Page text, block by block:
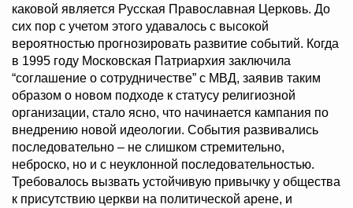
каковой является Русская Православная Церковь. До
сих пор с учетом этого удавалось с высокой
вероятностью прогнозировать развитие событий. Когда
в 1995 году Московская Патриархия заключила
“соглашение о сотрудничестве” с МВД, заявив таким
образом о новом подходе к статусу религиозной
организации, стало ясно, что начинается кампания по
внедрению новой идеологии. События развивались
последовательно – не слишком стремительно,
неброско, но и с неуклонной последовательностью.
Требовалось вызвать устойчивую привычку у общества
к присутствию церкви на политической арене, и